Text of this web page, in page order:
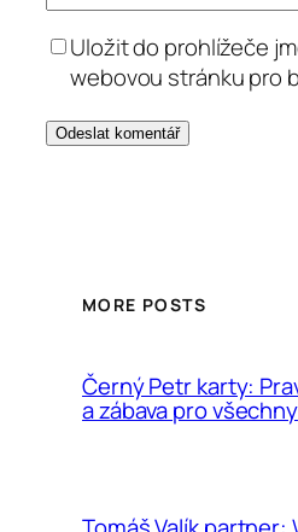
Uložit do prohlížeče
webovou stránku pro
MORE POSTS
Černý Petr karty:
a zábava pro všechny